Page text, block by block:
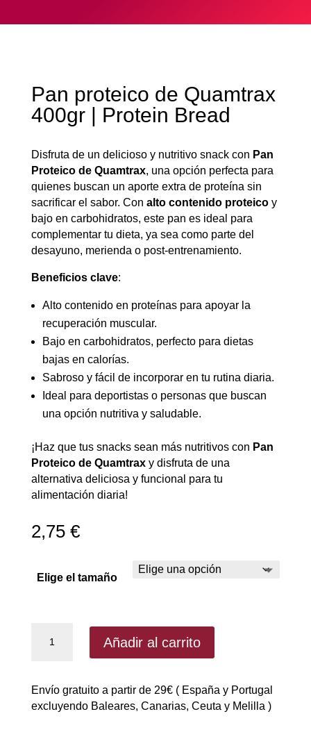
Pan proteico de Quamtrax
400gr | Protein Bread
Disfruta de un delicioso y nutritivo snack con Pan
Proteico de Quamtrax, una opción perfecta para
quienes buscan un aporte extra de proteína sin
sacrificar el sabor. Con alto contenido proteicoy
bajo en carbohidratos, este pan es ideal para
complementar tu dieta, ya sea como parte del
desayuno, merienda o post-entrenamiento.
Beneficios clave:
Alto contenido en proteínas para apoyar la
recuperación muscular.
Bajo en carbohidratos, perfecto para dietas
bajas en calorías.
Sabroso y fácil de incorporar en tu rutina diaria.
Ideal para deportistas o personas que buscan
una opción nutritiva y saludable.
¡Haz que tus snacks sean más nutritivos con Pan
Proteico de Quamtraxy disfruta de una
alternativa deliciosa y funcional para tu
alimentación diaria!
2,75 €
Elige el tamaño
proteico
400gr
|
Añadir al carrito
Envío gratuito a partir de 29€ ( España y Portugal
excluyendo Baleares, Canarias, Ceuta y Melilla )